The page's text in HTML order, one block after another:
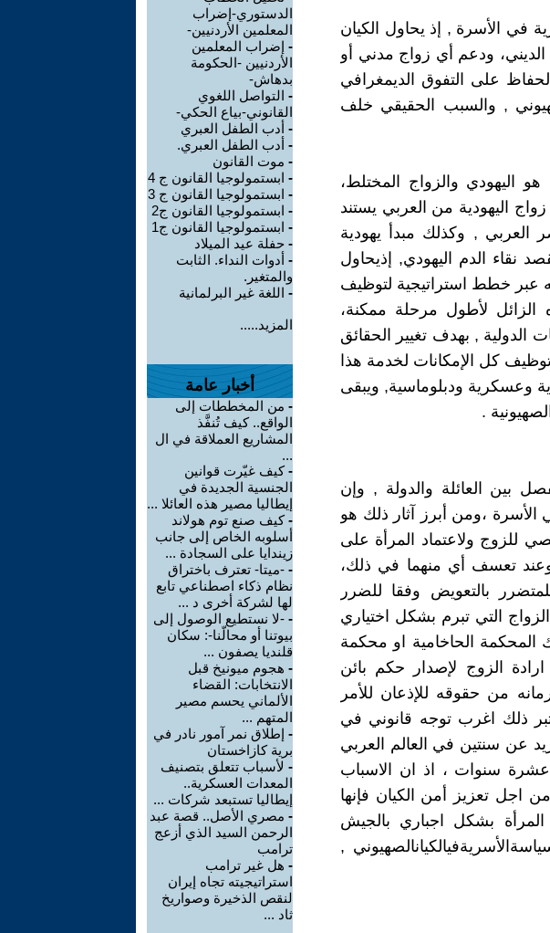
في الأسرة , إذ يحاول الكيان
ودعم أي زواج مدني أو
على التفوق الديمغرافي
, والسبب الحقيقي خلف
اليهودي والزواج المختلط،
اليهودية من العربي يستند
العربي , وكذلك مبدأ يهودية
نقاء الدم اليهودي, إذيحاول
عبر خطط استراتيجية لتوظيف
الزائل لأطول مرحلة ممكنة،
الدولية , بهدف تغيير الحقائق
كل الإمكانات لخدمة هذا
وعسكرية ودبلوماسية, ويبقى
.
بين العائلة والدولة , وإن
،ومن أبرز آثار ذلك هو
للزوج ولاعتماد المرأة على
, وعند تعسف أي منهما في ذلك،
بالتعويض وفقا للضرر
التي تبرم بشكل اختياري
الحاخامية او محكمة
الزوج لإصدار حكم بائن
من حقوقه للإذعان للأمر
ذلك اغرب توجه قانوني في
عن سنتين في العالم العربي
عشرة سنوات ، اذ ان الاسباب
اجل تعزيز أمن الكيان فإنها
المرأة بشكل اجباري بالجيش
,
الدستوري-إضراب
المعلمين الأردنيين-
- إضراب المعلمين
الأردنيين -الحكومة
بدهاش-
- التواصل اللغوي
القانوني-بياع الحكي-
- أدب الطفل العبري
- أدب الطفل العبري.
- موت القانون
- ابستمولوجيا القانون ج 4
- ابستمولوجيا القانون ج 3
- ابستمولوجيا القانون ج2
- ابستمولوجيا القانون ج1
- حفلة عيد الميلاد
- أدوات النداء. الثابت
والمتغير.
- اللغة غير البرلمانية
المزيد.....
أخبار عامة
- من المخططات إلى
الواقع.. كيف تُنفَّذ
المشاريع العملاقة في ال
...
-كيف غيّرت قوانين
الجنسية الجديدة في
إيطاليا مصير هذه العائلا ...
-كيف صنع توم هولاند
أسلوبه الخاص إلى جانب
زيندايا على السجادة ...
- -ميتا- تعترف باختراق
نظام ذكاء اصطناعي تابع
لها لشركة أخرى د ...
- -لا نستطيع الوصول إلى
بيوتنا أو محالّنا-: سكان
قلنديا يصفون ...
- هجوم ميونيخ قبل
الانتخابات: القضاء
الألماني يحسم مصير
المتهم ...
- إطلاق نمر آمور نادر في
برية كازاخستان
- لأسباب تتعلق بتصنيف
المعدات العسكرية..
إيطاليا تستبعد شركات ...
- مصري الأصل.. قصة عبد
الرحمن السيد الذي أزعج
ترامب
- هل غير ترامب
استراتيجيته تجاه إيران
لنقص الذخيرة وصواريخ
ثاد ...